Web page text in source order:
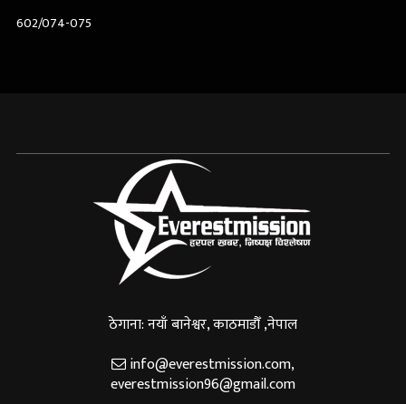
602/074-075
ठेगाना: नयाँ बानेश्वर, काठमाडौँ ,नेपाल
info@everestmission.com,
everestmission96@gmail.com